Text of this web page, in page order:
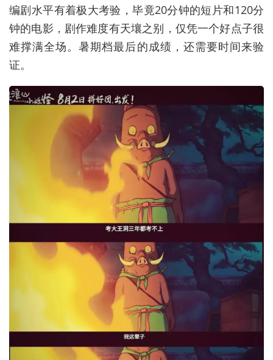
编剧水平有着极大考验，毕竟20分钟的短片和120分
钟的电影，剧作难度有天壤之别，仅凭一个好点子很
难撑满全场。暑期档最后的成绩，还需要时间来验
证。